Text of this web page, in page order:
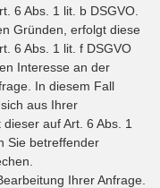
6 Abs. 1 lit. b DSGVO.
Gründen, erfolgt diese
6 Abs. 1 lit. f DSGVO
Interesse an der
In diesem Fall
aus Ihrer
auf Art. 6 Abs. 1
Sie betreffender
Ihrer Anfrage.